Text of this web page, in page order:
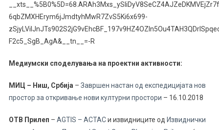
6qbZMXHErym6jJmdtyhMwR7ZvS5Ki6x699-
F2c5_SgB_AgA&__tn__=-R
Медиумски споделувања на проектни активности:
МИЦ – Ниш, Србија – Завршен настан од експедицијата нов
простор за откривање нови културни простори – 16.10.2018
OТВ Прилеп – AGTIS – ACTACи извидниците од Извиднички